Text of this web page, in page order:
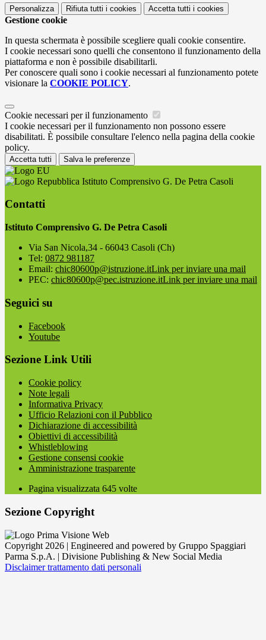
Personalizza Rifiuta tutti i cookies Accetta tutti i cookies
Gestione cookie
In questa schermata è possibile scegliere quali cookie consentire.
I cookie necessari sono quelli che consentono il funzionamento della
piattaforma e non è possibile disabilitarli.
Per conoscere quali sono i cookie necessari al funzionamento potete
visionare la COOKIE POLICY.
Cookie necessari per il funzionamento
I cookie necessari per il funzionamento non possono essere
disabilitati. È possibile consultare l'elenco nella pagina della cookie
policy.
Accetta tutti Salva le preferenze
Istituto Comprensivo G. De Petra Casoli
Contatti
Istituto Comprensivo G. De Petra Casoli
Via San Nicola,34 - 66043 Casoli (Ch)
Tel: 0872 981187
Email: chic80600p@istruzione.itLink per inviare una mail
PEC: chic80600p@pec.istruzione.itLink per inviare una mail
Seguici su
Facebook
Youtube
Sezione Link Utili
Cookie policy
Note legali
Informativa Privacy
Ufficio Relazioni con il Pubblico
Dichiarazione di accessibilità
Obiettivi di accessibilità
Whistleblowing
Gestione consensi cookie
Amministrazione trasparente
Pagina visualizzata 645 volte
Sezione Copyright
Copyright 2026 | Engineered and powered by Gruppo Spaggiari
Parma S.p.A. | Divisione Publishing & New Social Media
Disclaimer trattamento dati personali